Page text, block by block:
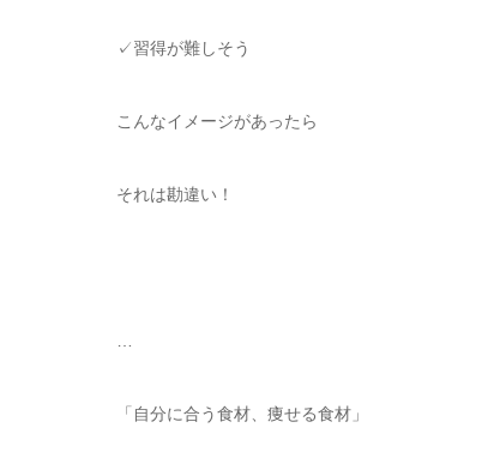
✓習得が難しそう
こんなイメージがあったら
それは勘違い！
「自分に合う食材、痩せる食材」